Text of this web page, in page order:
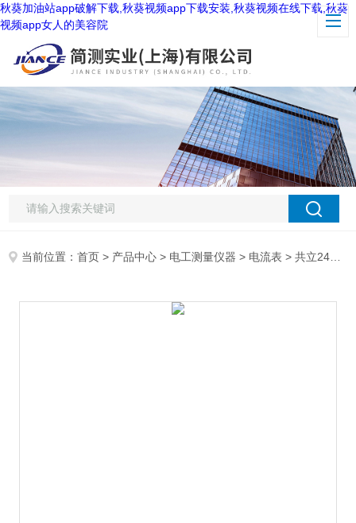
秋葵加油站app破解下载,秋葵视频app下载安装,秋葵视频在线下载,秋葵
视频app女人的美容院
当前位置：首页 > 产品中心 > 电工测量仪器 > 电流表 > 共立2433R钳形电流表